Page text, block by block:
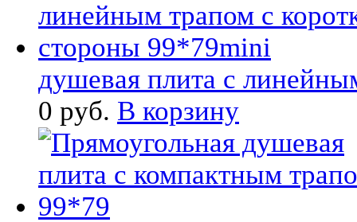
душевая плита с
0 руб. В корзину